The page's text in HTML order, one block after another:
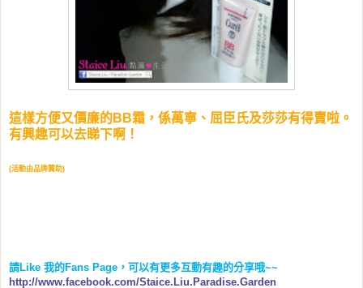
這樣方便又價廉的BB霜，係萬寧、屈臣氏及莎莎有得賣啦。
有興趣可以去睇下啊！
(活動由品牌贊助)
請Like 我的Fans Page ，可以有更多互動有趣的分享哦~~
http://www.facebook.com/Staice.Liu.Paradise.Garden